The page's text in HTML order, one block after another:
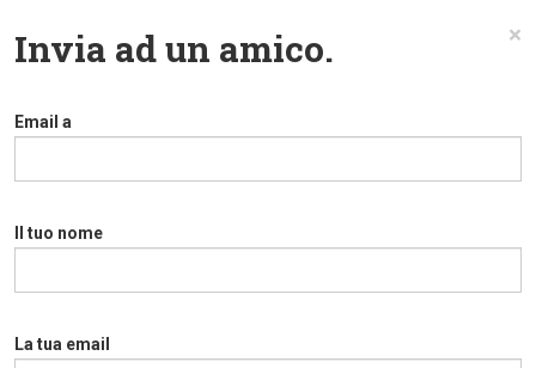
Invia ad un amico. ×
Email a
Il tuo nome
La tua email